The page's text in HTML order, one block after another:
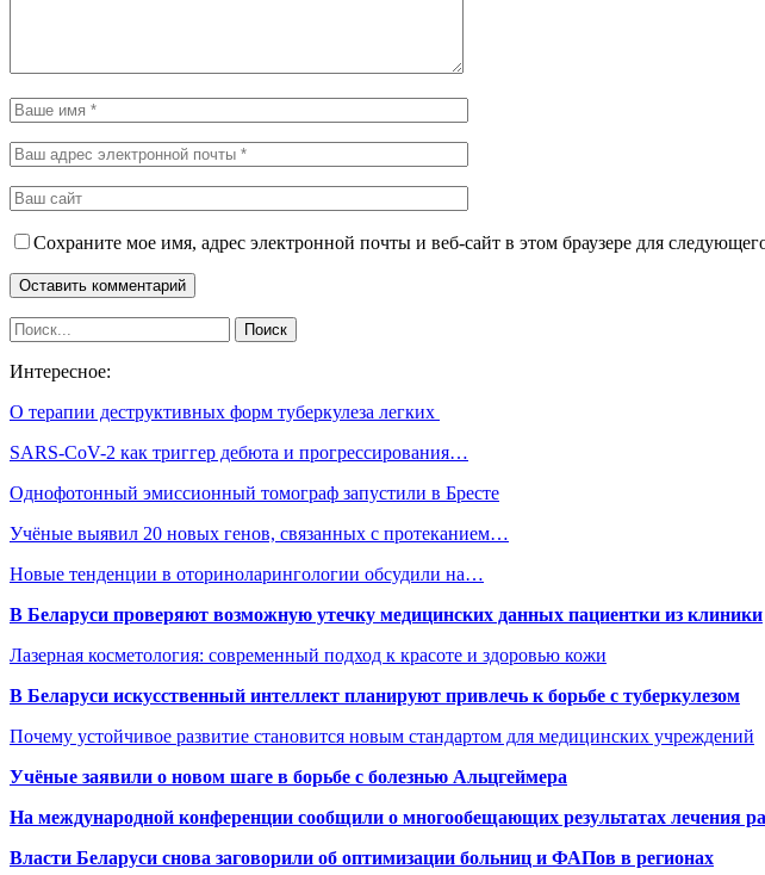
Сохраните мое имя, адрес электронной почты и веб-сайт в этом браузере для
Интересное:
О терапии деструктивных форм туберкулеза легких
SARS-CoV-2 как триггер дебюта и прогрессирования…
Однофотонный эмиссионный томограф запустили в Бресте
Учёные выявил 20 новых генов, связанных с протеканием…
Новые тенденции в оториноларингологии обсудили на…
В Беларуси проверяют возможную утечку медицинских данных пациентки из клиники
Лазерная косметология: современный подход к красоте и здоровью кожи
В Беларуси искусственный интеллект планируют привлечь к борьбе с туберкулезом
Почему устойчивое развитие становится новым стандартом для медицинских учреждений
Учёные заявили о новом шаге в борьбе с болезнью Альцгеймера
На международной конференции сообщили о многообещающих результатах лечения
Власти Беларуси снова заговорили об оптимизации больниц и ФАПов в регионах